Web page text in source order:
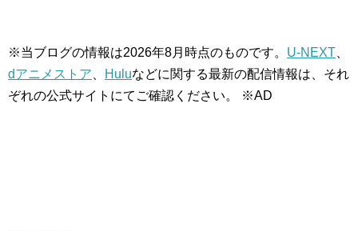
※当ブログの情報は2026年8月時点のものです。 U-NEXT
dアニメストア
Huluなどに関する最新の配信情報は、それ
ぞれの公式サイトにてご確認ください。 ※AD